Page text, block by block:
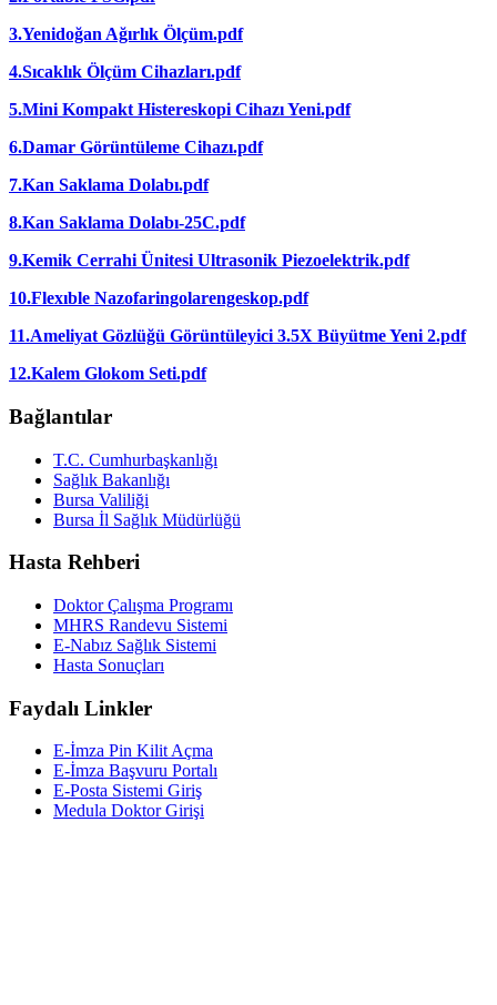
3.Yenidoğan Ağırlık Ölçüm.pdf
4.Sıcaklık Ölçüm Cihazları.pdf
5.Mini Kompakt Histereskopi Cihazı Yeni.pdf
6.Damar Görüntüleme Cihazı.pdf
7.Kan Saklama Dolabı.pdf
8.Kan Saklama Dolabı-25C.pdf
9.Kemik Cerrahi Ünitesi Ultrasonik Piezoelektrik.pdf
10.Flexıble Nazofaringolarengeskop.pdf
11.Ameliyat Gözlüğü Görüntüleyici 3.5X Büyütme Yeni 2.pdf
12.Kalem Glokom Seti.pdf
Bağlantılar
T.C. Cumhurbaşkanlığı
Sağlık Bakanlığı
Bursa Valiliği
Bursa İl Sağlık Müdürlüğü
Hasta Rehberi
Doktor Çalışma Programı
MHRS Randevu Sistemi
E-Nabız Sağlık Sistemi
Hasta Sonuçları
Faydalı Linkler
E-İmza Pin Kilit Açma
E-İmza Başvuru Portalı
E-Posta Sistemi Giriş
Medula Doktor Girişi